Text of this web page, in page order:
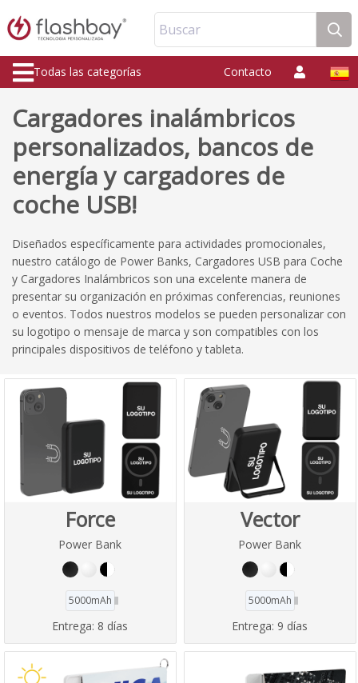
Buscar
Todas las categorías Contacto
Cargadores inalámbricos
personalizados, bancos de
energía y cargadores de
coche USB!
Diseñados específicamente para actividades promocionales,
nuestro catálogo de Power Banks, Cargadores USB para Coche
y Cargadores Inalámbricos son una excelente manera de
presentar su organización en próximas conferencias, reuniones
o eventos. Todos nuestros modelos se pueden personalizar con
su logotipo o mensaje de marca y son compatibles con los
principales dispositivos de teléfono y tableta.
Force
Power Bank
5000mAh
Entrega: 8 días
Vector
Power Bank
5000mAh
Entrega: 9 días